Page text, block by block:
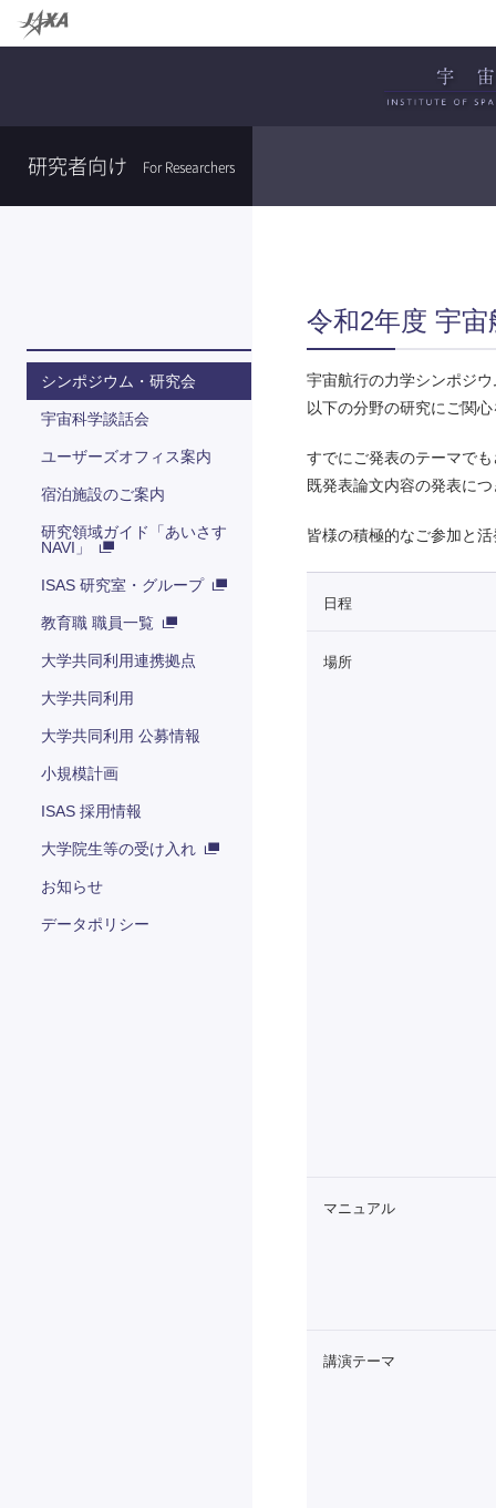
研究者向け For Researchers
令和2年度 宇
宇宙航行の力学シンポジ
以下の分野の研究にご関
すでにご発表のテーマで
既発表論文内容の発表に
皆様の積極的なご参加と
日程
場所
マニュアル
講演テーマ
シンポジウム・研究会
宇宙科学談話会
ユーザーズオフィス案内
宿泊施設のご案内
研究領域ガイド「あいさす
NAVI」
ISAS 研究室・グループ
教育職 職員一覧
大学共同利用連携拠点
大学共同利用
大学共同利用 公募情報
小規模計画
ISAS 採用情報
大学院生等の受け入れ
お知らせ
データポリシー